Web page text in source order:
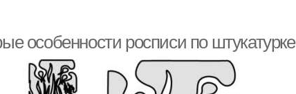
особенности росписи по штукатурке